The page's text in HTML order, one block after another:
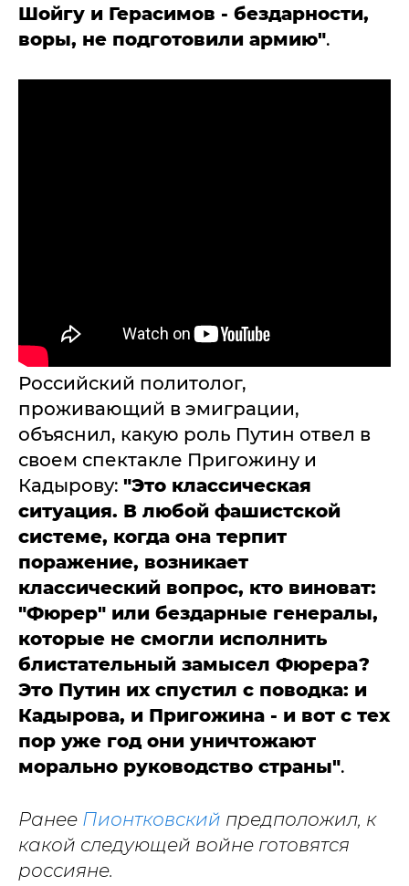
Шойгу и Герасимов - бездарности,
воры, не подготовили армию".
Российский политолог,
проживающий в эмиграции,
объяснил, какую роль Путин отвел в
своем спектакле Пригожину и
Кадырову: "Это классическая
ситуация. В любой фашистской
системе, когда она терпит
поражение, возникает
классический вопрос, кто виноват:
"Фюрер" или бездарные генералы,
которые не смогли исполнить
блистательный замысел Фюрера?
Это Путин их спустил с поводка: и
Кадырова, и Пригожина - и вот с тех
пор уже год они уничтожают
морально руководство страны".
Ранее Пионтковский предположил, к
какой следующей войне готовятся
россияне.